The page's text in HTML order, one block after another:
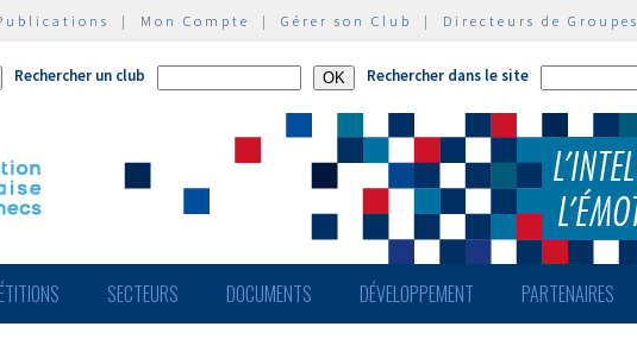
| Mon Compte | Gérer son Club | Directeurs de Groupes
Rechercher un club Rechercher dans le site
SECTEURS DOCUMENTS DÉVELOPPEMENT PARTENAIRES